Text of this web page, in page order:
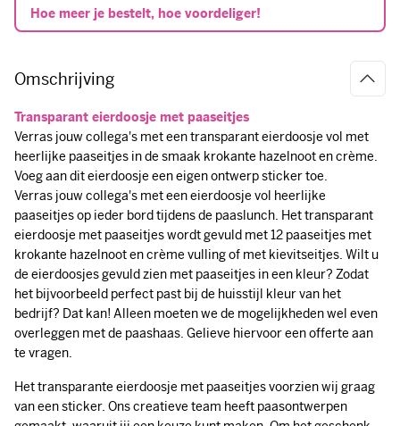
Omschrijving
Verras jouw collega's met een transparant eierdoosje vol met
heerlijke paaseitjes in de smaak krokante hazelnoot en crème.
Voeg aan dit eierdoosje een eigen ontwerp sticker toe.
Verras jouw collega's met een eierdoosje vol heerlijke
paaseitjes op ieder bord tijdens de paaslunch. Het transparant
eierdoosje met paaseitjes wordt gevuld met 12 paaseitjes met
krokante hazelnoot en crème vulling of met kievitseitjes. Wilt u
de eierdoosjes gevuld zien met paaseitjes in een kleur? Zodat
het bijvoorbeeld perfect past bij de huisstijl kleur van het
bedrijf? Dat kan! Alleen moeten we de mogelijkheden wel even
overleggen met de paashaas. Gelieve hiervoor een offerte aan
te vragen.
Het transparante eierdoosje met paaseitjes voorzien wij graag
van een sticker. Ons creatieve team heeft paasontwerpen
gemaakt, waaruit jij een keuze kunt maken. Om het geschenk
persoonlijker te maken kunnen wij een bedrijfslogo en eigen
tekst toevoegen aan het standaard ontwerp.